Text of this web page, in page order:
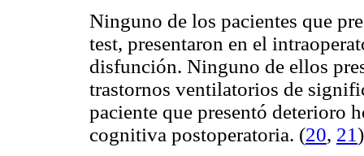
Ninguno de los pacientes que
test, presentaron en el
disfunción. Ninguno de ellos
trastornos ventilatorios de
paciente que presentó deterioro
cognitiva postoperatoria. (20, 21)